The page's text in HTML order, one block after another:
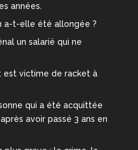
années.
a-t-elle été allongée ?
un salarié qui ne
est victime de racket à
qui a été acquittée
avoir passé 3 ans en